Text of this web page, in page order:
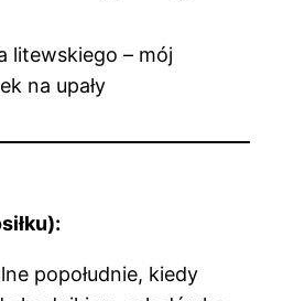
popołudnie, kiedy